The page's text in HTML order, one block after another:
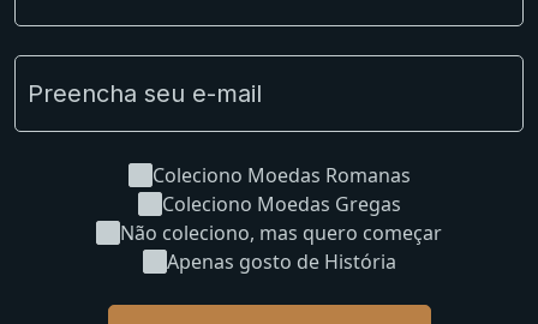
Coleciono Moedas Romanas
Coleciono Moedas Gregas
Não coleciono, mas quero começar
Apenas gosto de História